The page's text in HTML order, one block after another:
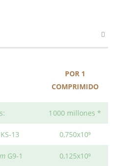
POR 1
COMPRIMIDO
1000 millones *
13 0,750x10⁹
G9-1 0,125x10⁹